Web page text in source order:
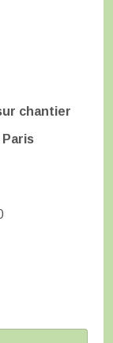
chantier